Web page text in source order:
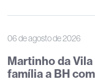
06 de agosto de 2026
Martinho da
família a BH